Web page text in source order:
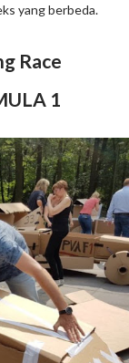
yang berbeda.
Race
1